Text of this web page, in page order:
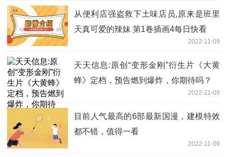
从便利店强盗救下土味店员,原来是班里
天真可爱的辣妹 第1卷插画4每日快看
2022-11-09
天天信息:原创“变形金刚”衍生片《大黄
蜂》定档，预告燃到爆炸，你期待吗？
2022-11-09
目前人气最高的6部最新国漫，建模特效
都不错，值得一看
2022-11-09